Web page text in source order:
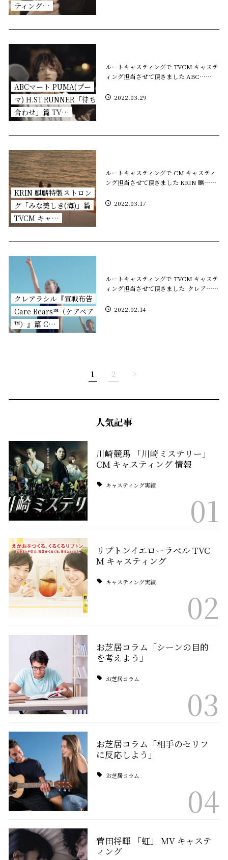
ティング…
ABCマート PUMA(プー
マ) H.ST.RUNNER「待ち
合わせ」篇 TV…
ルートキャスティングで TVCM キャステ
ィング担当させて頂きました ABC……
2022.03.29
KRIN 麒麟特製ストロン
グ「みな美しき(海)」篇
TVCM キャ…
ルートキャスティングで CM キャスティ
ング担当させて頂きました KRIN 麒……
2022.03.17
クレアラシル『宣戦布告
Care Bears™（ケアベア
™）』篇 C…
ルートキャスティングで TVCM キャステ
ィング担当させて頂きました クレア……
2022.02.14
1 2 >
人気記事
川崎競馬 「川崎ミステリー」
CM キャスティング 情報
キャスティング実績
01
リプトンイエローラベル TVC
M キャスティング
キャスティング実績
02
お芝居コラム「シーンの目的
を考えよう」
お芝居コラム
03
お芝居コラム「相手のセリフ
に反応しよう」
お芝居コラム
04
菅田将暉 「虹」 MV キャステ
ィング